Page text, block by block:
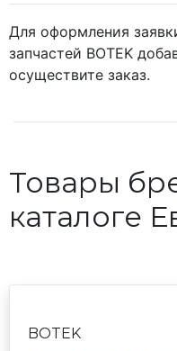
Для оформления
запчастей BOTEK
осуществите заказ.
Товары
каталоге
BOTEK